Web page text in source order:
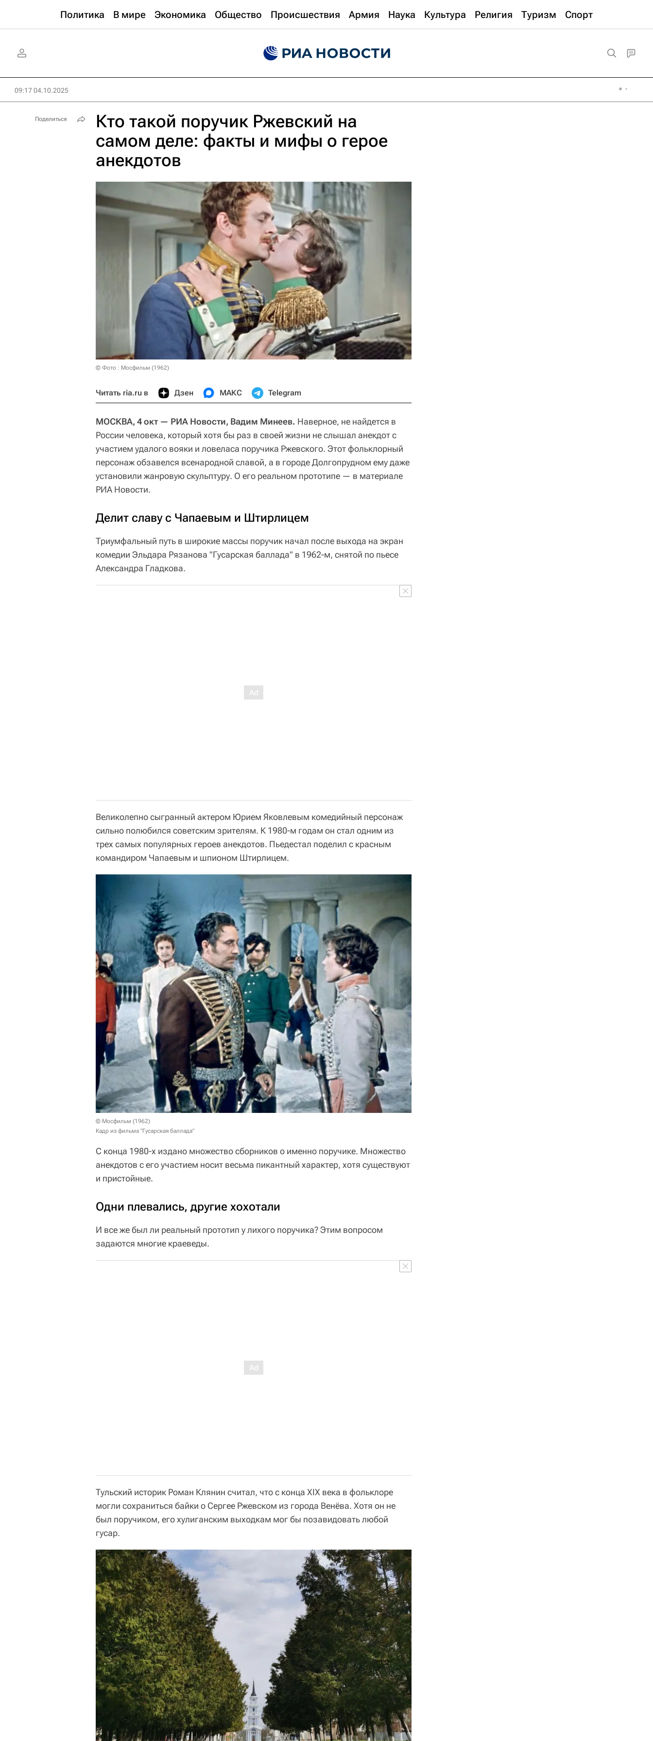
Политика В мире Экономика Общество Происшествия Армия Наука Культура Религия Туризм Спорт
09:17 04.10.2025
Кто такой поручик Ржевский на
самом деле: факты и мифы о герое
анекдотов
© Фото : Мосфильм (1962)
Читать ria.ru в Дзен МАКС Telegram
МОСКВА, 4 окт — РИА Новости, Вадим Минеев. Наверное, не найдется в
России человека, который хотя бы раз в своей жизни не слышал анекдот с
участием удалого вояки и ловеласа поручика Ржевского. Этот фольклорный
персонаж обзавелся всенародной славой, а в городе Долгопрудном ему даже
установили жанровую скульптуру. О его реальном прототипе — в материале
РИА Новости.
Делит славу с Чапаевым и Штирлицем
Триумфальный путь в широкие массы поручик начал после выхода на экран
комедии Эльдара Рязанова "Гусарская баллада" в 1962-м, снятой по пьесе
Александра Гладкова.
Великолепно сыгранный актером Юрием Яковлевым комедийный персонаж
сильно полюбился советским зрителям. К 1980-м годам он стал одним из
трех самых популярных героев анекдотов. Пьедестал поделил с красным
командиром Чапаевым и шпионом Штирлицем.
© Мосфильм (1962)
Кадр из фильма "Гусарская баллада"
С конца 1980-х издано множество сборников о именно поручике. Множество
анекдотов с его участием носит весьма пикантный характер, хотя существуют
и пристойные.
Одни плевались, другие хохотали
И все же был ли реальный прототип у лихого поручика? Этим вопросом
задаются многие краеведы.
Тульский историк Роман Клянин считал, что с конца XIX века в фольклоре
могли сохраниться байки о Сергее Ржевском из города Венёва. Хотя он не
был поручиком, его хулиганским выходкам мог бы позавидовать любой
гусар.
Поделиться